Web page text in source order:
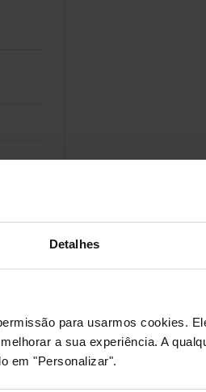
Detalhes
para usarmos cookies.
a sua experiência. A
em "Personalizar".